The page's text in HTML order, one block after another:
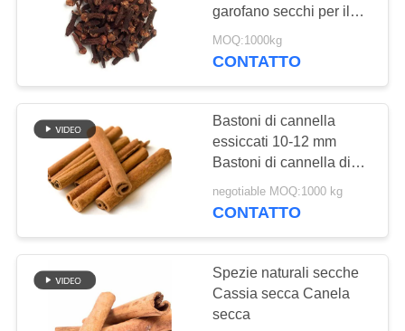
CHIEDI UN
PREVENTIVO
MAPPA
SITO
NORME
SULLA
PRIVACY
Alga arrostita Nori
102
Polvere pura del
Wasabi
garofano secchi per il
condimento degli
alimenti
MOQ:1000kg
CONTATTO
Bastoni di cannella
essiccati 10-12 mm
Bastoni di cannella di
cassia essiccati
negotiable MOQ:1000 kg
CONTATTO
Spezie naturali secche
Cassia secca Canela
secca